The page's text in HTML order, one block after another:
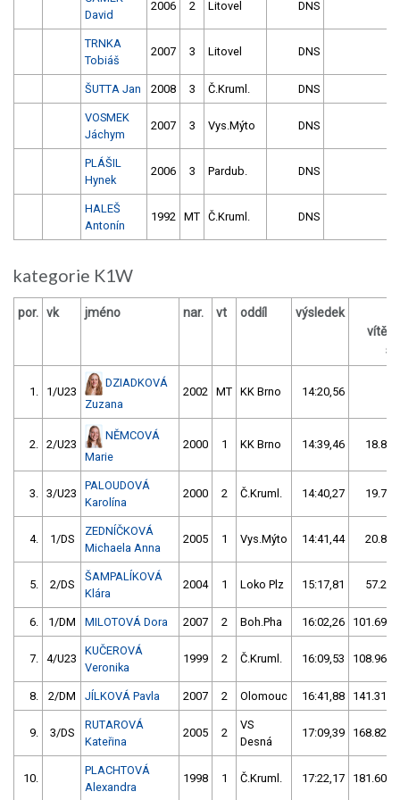
David
2006 2 Litovel DNS
TRNKA
Tobiáš
2007 3 Litovel DNS
ŠUTTA Jan 2008 3 Č.Kruml. DNS
VOSMEK
Jáchym
2007 3 Vys.Mýto DNS
PLÁŠIL
Hynek
2006 3 Pardub. DNS
HALEŠ
Antonín
1992 MT Č.Kruml. DNS
kategorie K1W
por. vk jméno nar. vt oddíl výsledek
s
1. 1/U23
DZIADKOVÁ
Zuzana
2002 MT KK Brno 14:20,56
2. 2/U23
NĚMCOVÁ
Marie
2000 1 KK Brno 14:39,46 18.89/
3. 3/U23
PALOUDOVÁ
Karolína
2000 2 Č.Kruml. 14:40,27 19.70/
4. 1/DS
ZEDNÍČKOVÁ
Michaela Anna
2005 1 Vys.Mýto 14:41,44 20.87/
5. 2/DS
ŠAMPALÍKOVÁ
Klára
2004 1 Loko Plz 15:17,81 57.24/
6. 1/DM MILOTOVÁ Dora 2007 2 Boh.Pha 16:02,26 101.69/
7. 4/U23
KUČEROVÁ
Veronika
1999 2 Č.Kruml. 16:09,53 108.96/
8. 2/DM JÍLKOVÁ Pavla 2007 2 Olomouc 16:41,88 141.31/
9. 3/DS
RUTAROVÁ
Kateřina
2005 2
VS
Desná
17:09,39 168.82/
10.
PLACHTOVÁ
Alexandra
1998 1 Č.Kruml. 17:22,17 181.60/